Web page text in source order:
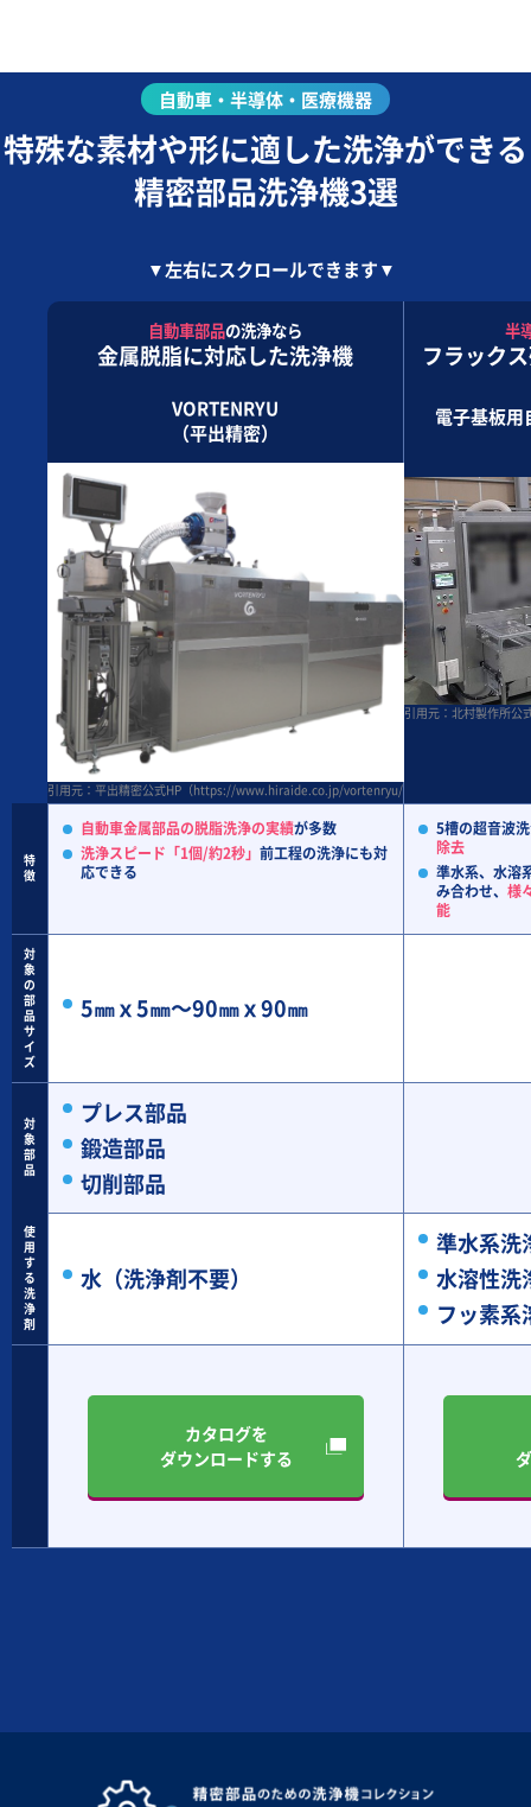
自動車・半導体・医療機器
特殊な素材や形に適した洗浄ができる
精密部品洗浄機3選
▼左右にスクロールできます▼
自動車部品の洗浄なら
金属脱脂に対応した洗浄機
VORTENRYU
（平出精密）
引用元：平出精密公式HP（https://www.hiraide.co.jp/vortenryu/index.html）
半
フラック
電子基板用
引用元：北村製作所
特
徴
自動車金属部品の脱脂洗浄の実績が多数
洗浄スピード「1個/約2秒」 前工程の洗浄にも対
応できる
5槽の超音波
除去
準水系、水溶
み合わせ、 様
能
対
象
の
部
品
サ
イ
ズ
5㎜ｘ5㎜～90㎜ｘ90㎜
対
象
部
品
プレス部品
鍛造部品
切削部品
使
用
す
る
洗
浄
剤
水（洗浄剤不要）
準水系洗
水溶性洗
フッ素系
カタログを
ダウンロードする